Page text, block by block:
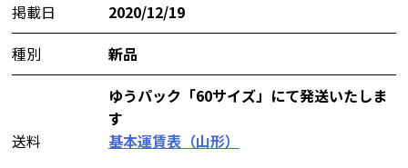
掲載日
2020/12/19
種別
新品
送料
ゆうパック「60サイズ」にて発送いたしま
す
基本運賃表（山形）